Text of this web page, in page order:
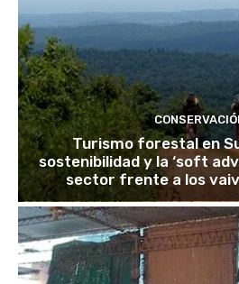
Turismo forestal en
sostenibilidad y la ‘soft
sector frente a los